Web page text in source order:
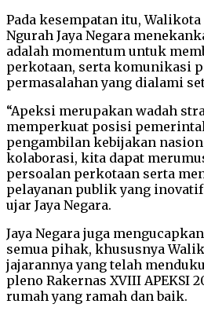
Pada kesempatan itu,
Ngurah Jaya Negara
adalah momentum untuk
perkotaan, serta komunikasi
permasalahan yang dialami
“Apeksi merupakan wadah
memperkuat posisi
pengambilan kebijakan
kolaborasi, kita dapat
persoalan perkotaan serta
pelayanan publik yang
ujar Jaya Negara.
Jaya Negara juga
semua pihak, khususnya
jajarannya yang telah
pleno Rakernas XVIII APEKSI
rumah yang ramah dan baik.